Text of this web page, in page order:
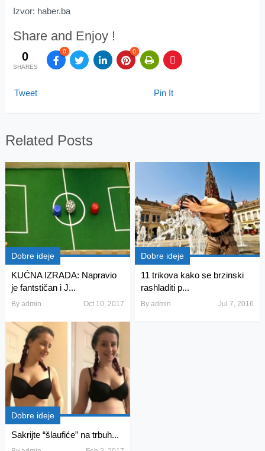
Izvor: haber.ba
Share and Enjoy !
0
SHARES
0 0
Tweet Pin It
Related Posts
Dobre ideje
KUĆNA IZRADA: Napravio
je fantstičan i J...
By admin Oct 10, 2017
Dobre ideje
11 trikova kako se brzinski
rashladiti p...
Byadmin Jul 7, 2016
Dobre ideje
Sakrijte “šlaufiće” na trbuh...